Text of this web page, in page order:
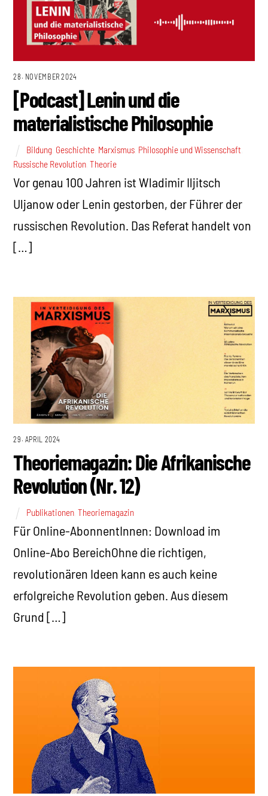
28. NOVEMBER 2024
[Podcast] Lenin und die
materialistische Philosophie
Bildung Geschichte Marxismus Philosophie und Wissenschaft
Russische Revolution ,Theorie
Vor genau 100 Jahren ist Wladimir Iljitsch
Uljanow oder Lenin gestorben, der Führer der
russischen Revolution. Das Referat handelt von
[…]
29. APRIL 2024
Theoriemagazin: Die Afrikanische
Revolution (Nr. 12)
Publikationen ,Theoriemagazin
Für Online-AbonnentInnen: Download im
Online-Abo BereichOhne die richtigen,
revolutionären Ideen kann es auch keine
erfolgreiche Revolution geben. Aus diesem
Grund […]